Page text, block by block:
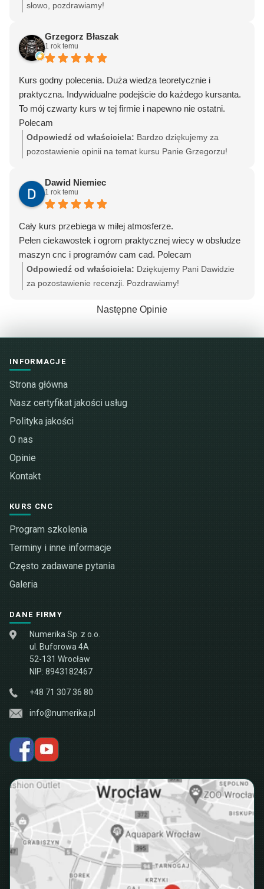
słowo, pozdrawiamy!
Grzegorz Błaszak
1 rok temu
Kurs godny polecenia. Duża wiedza teoretycznie i
praktyczna. Indywidualne podejście do każdego kursanta.
To mój czwarty kurs w tej firmie i napewno nie ostatni.
Polecam
Odpowiedź od właściciela: Bardzo dziękujemy za
pozostawienie opinii na temat kursu Panie Grzegorzu!
Dawid Niemiec
1 rok temu
Cały kurs przebiega w miłej atmosferze.
Pełen ciekawostek i ogrom praktycznej wiecy w obsłudze
maszyn cnc i programów cam cad. Polecam
Odpowiedź od właściciela: Dziękujemy Pani Dawidzie
za pozostawienie recenzji. Pozdrawiamy!
Następne Opinie
INFORMACJE
Strona główna
Nasz certyfikat jakości usług
Polityka jakości
O nas
Opinie
Kontakt
KURS CNC
Program szkolenia
Terminy i inne informacje
Często zadawane pytania
Galeria
DANE FIRMY
Numerika Sp. z o.o.
ul. Buforowa 4A
52-131 Wrocław
NIP: 8943182467
+48 71 307 36 80
info@numerika.pl